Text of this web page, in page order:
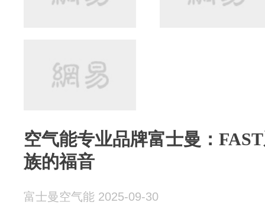
空气能专业品牌富士曼：
族的福音
富士曼空气能 2025-09-30